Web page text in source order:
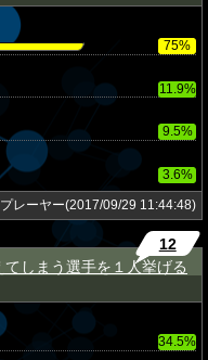
75%
11.9%
9.5%
3.6%
レーヤー(2017/09/29 11:44:48)
しまう選手を１人挙げる
12
34.5%